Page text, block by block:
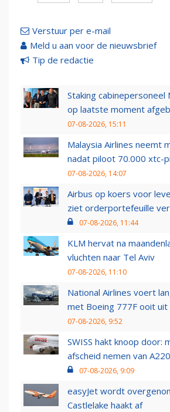
Verstuur per e-mail
Meld u aan voor de nieuwsbrief
Tip de redactie
Staking cabinepersoneel
op laatste moment
07-08-2026, 15:11
Malaysia Airlines neemt
nadat piloot 70.000 xtc-
07-08-2026, 14:07
Airbus op koers voor
ziet orderportefeuille
07-08-2026, 11:44
KLM hervat na
vluchten naar Tel Aviv
07-08-2026, 11:10
National Airlines voert
met Boeing 777F ooit uit
07-08-2026, 9:52
SWISS hakt knoop door:
afscheid nemen van
07-08-2026, 9:09
easyJet wordt
Castlelake haakt af